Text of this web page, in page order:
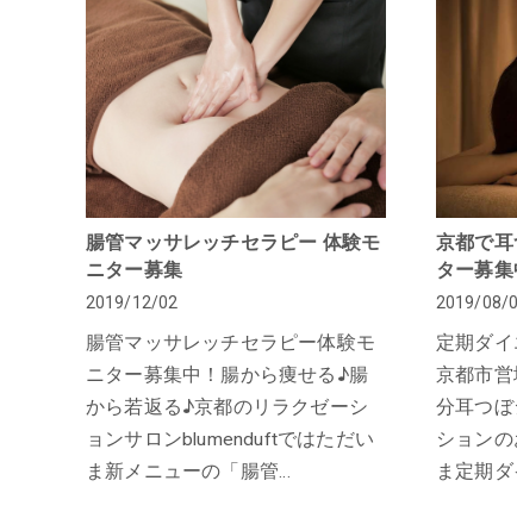
腸管マッサレッチセラピー 体験モ
ニター募集
2019/12/02
腸管マッサレッチセラピー体験モ
ニター募集中！腸から痩せる♪腸
から若返る♪京都のリラクゼーシ
ョンサロンblumenduftではただい
ま新メニューの「腸管…
京都で
ター募
2019/08/
定期ダイ
京都市
分耳つ
ション
ま定期ダ